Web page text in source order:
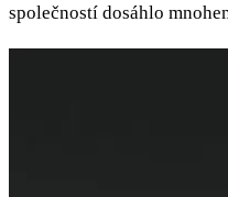
společností dosáhlo